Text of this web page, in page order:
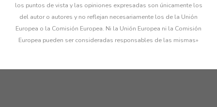
los puntos de vista y las opiniones expresadas son únicamente los
del autor o autores y no reflejan necesariamente los de la Unión
Europea o la Comisión Europea. Ni la Unión Europea ni la Comisión
Europea pueden ser consideradas responsables de las mismas»